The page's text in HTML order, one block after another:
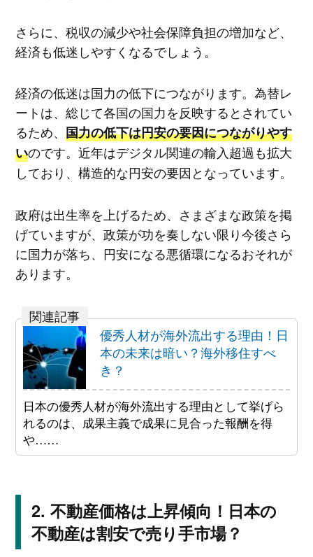
さらに、税収の減少や社会保障負担の増加など、
経済も低迷しやすくなるでしょう。
経済の低迷は国力の低下につながります。為替レ
ートは、総じて各国の国力を反映するとされてい
るため、 国力の低下は円安の要因につながりやす
いのです。近年はデジタル関連の輸入超過も拡大
しており、構造的な円安の要因となっています。
政府は出生率を上げるため、さまざまな政策を掲
げていますが、政策が功を奏しない限り今後さら
に国力が落ち、円安になる悪循環になるおそれが
あります。
優秀人材が海外流出する理由！日
本の未来は暗い？海外移住すべ
き？
日本の優秀人材が海外流出する理由として挙げら
れるのは、成果主義で成果に見合った報酬を得
や……
不動産価格は上昇傾向！日本の
不動産は割安で売り手市場？